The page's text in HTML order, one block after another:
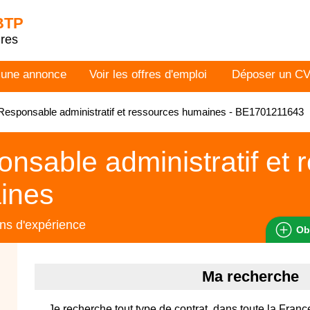
annonce Voir les offres d'emploi Déposer un CV
administratif et ressources humaines - BE1701211643
administratif et
d'expérience
Ma recherche